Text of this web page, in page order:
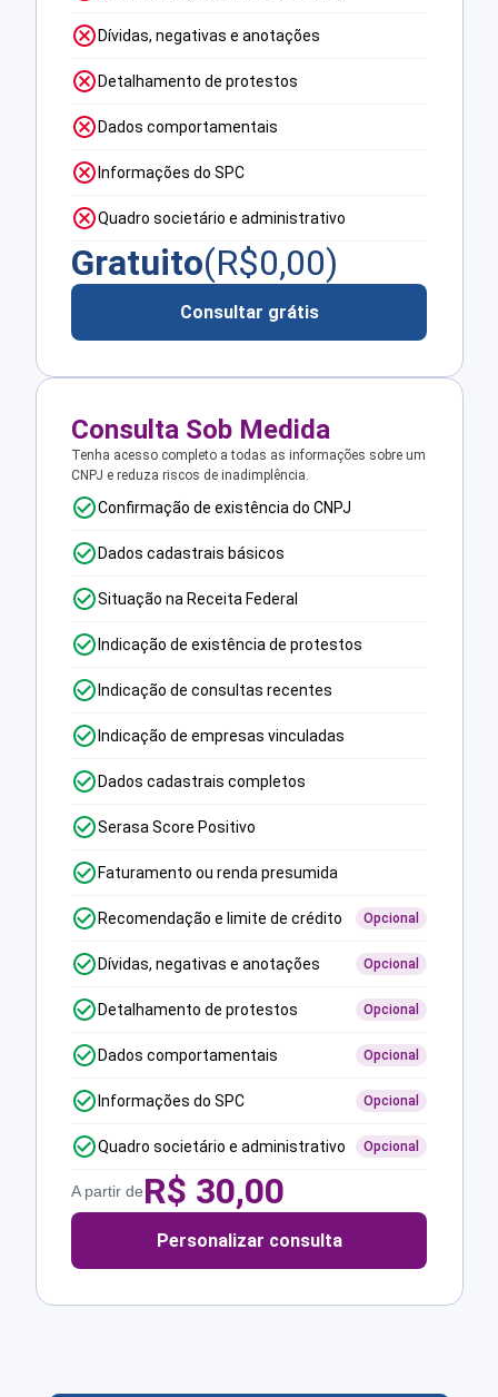
Dívidas, negativas e anotações
Detalhamento de protestos
Dados comportamentais
Informações do SPC
Quadro societário e administrativo
Gratuito(R$0,00)
Consultar grátis
Consulta Sob Medida
Tenha acesso completo a todas as informações sobre um
CNPJ e reduza riscos de inadimplência.
Confirmação de existência do CNPJ
Dados cadastrais básicos
Situação na Receita Federal
Indicação de existência de protestos
Indicação de consultas recentes
Indicação de empresas vinculadas
Dados cadastrais completos
Serasa Score Positivo
Faturamento ou renda presumida
Recomendação e limite de crédito Opcional
Dívidas, negativas e anotações Opcional
Detalhamento de protestos Opcional
Dados comportamentais Opcional
Informações do SPC Opcional
Quadro societário e administrativo Opcional
A partir deR$ 30,00
Personalizar consulta